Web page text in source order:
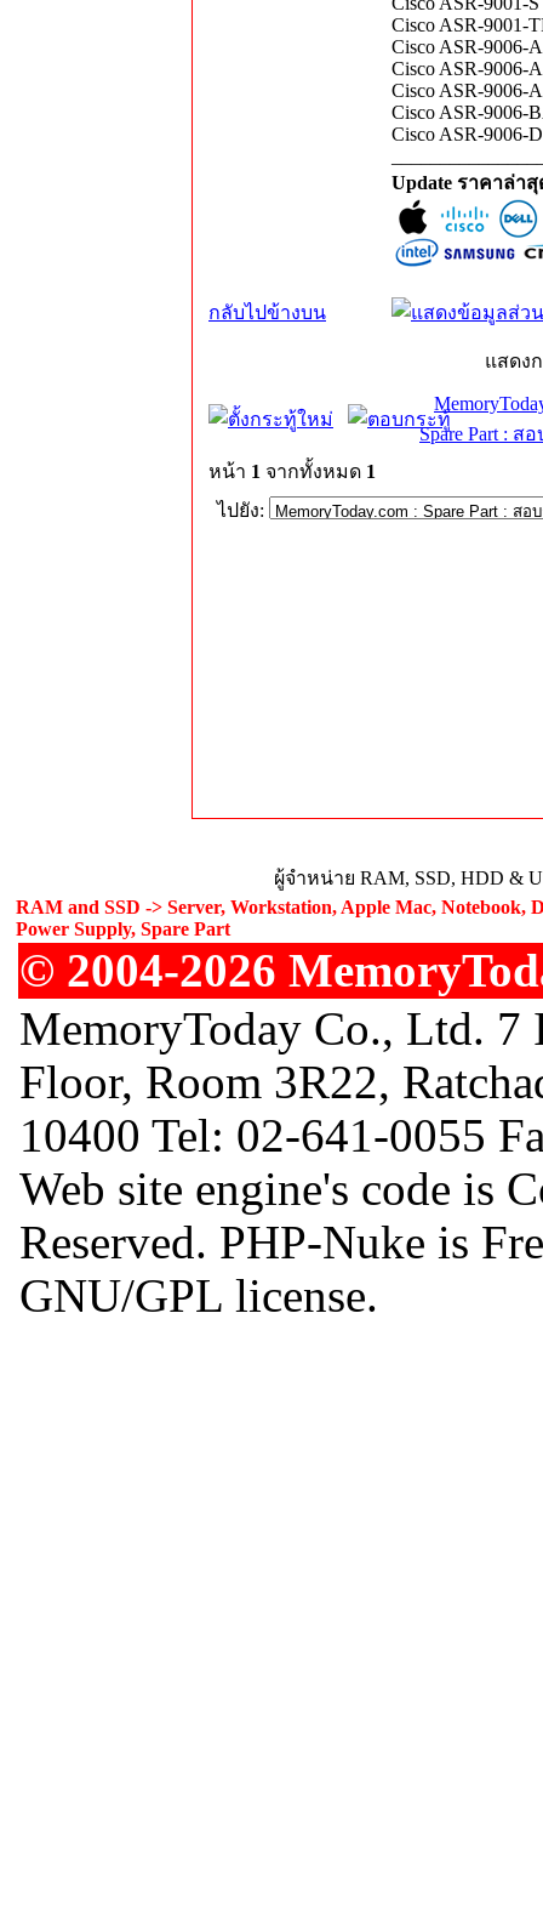
Cisco ASR-9001-
Cisco ASR-9006-
Cisco ASR-9006-
Cisco ASR-9006-
Cisco ASR-9006-
Cisco ASR-9006-
Update ราคาล่า
กลับไปข้างบน
แสดง
Spare Part : ส
หน้า 1 จากทั้งหมด 1
ไปยัง:
ผู้จำหน่าย RAM, SSD, HDD &
RAM and SSD -> Server, Workstation, Apple Mac, Notebook,
Power Supply, Spare Part
© 2004-2026
MemoryToday Co., Ltd.
Floor, Room 3R22,
10400 Tel: 02-641-0055
Web site engine's code is
Reserved. PHP-Nuke is
GNU/GPL license.